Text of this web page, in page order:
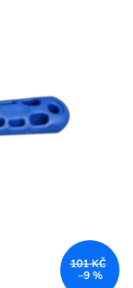
101 KČ
–9 %